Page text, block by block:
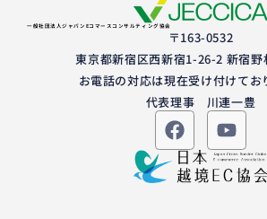
一般社団法人ジャパンEコマースコンサルティング協会
〒163-0532
東京都新宿区西新宿1-26-2 新宿野
お電話の対応は現在受け付けてお
代表理事 川連一豊